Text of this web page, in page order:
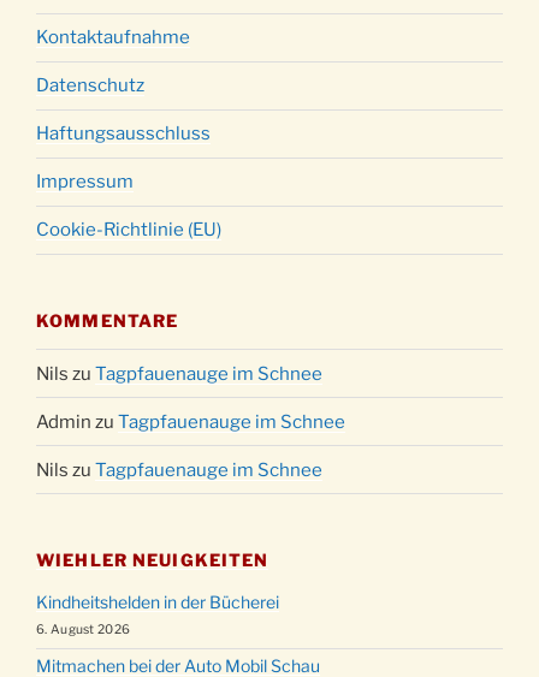
Kontaktaufnahme
Datenschutz
Haftungsausschluss
Impressum
Cookie-Richtlinie (EU)
KOMMENTARE
Nils zu Tagpfauenauge im Schnee
Admin zu Tagpfauenauge im Schnee
Nils zu Tagpfauenauge im Schnee
WIEHLER NEUIGKEITEN
Kindheitshelden in der Bücherei
6. August 2026
Mitmachen bei der Auto Mobil Schau